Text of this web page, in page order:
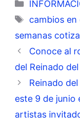
Categorías
Etiquetas
cambios en
semanas
Conoce al
del Reinado
Reinado
este 9 de junio
artistas